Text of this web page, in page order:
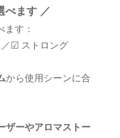
べます ／
す：
☑ ストロング
から使用シーンに合
ザーやアロマストー